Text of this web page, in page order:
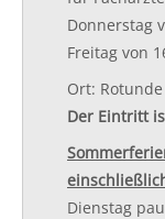
​Donnerstag
Freitag von
Ort:
Der Eintritt
Dienstag